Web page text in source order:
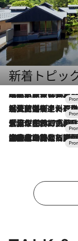
新着トピッ
2026.7.31
【ホテル帰省】という選択肢をOMOが提案。家族とほどよい距離を保つには「昼は実家、夜は気兼ねなくホテルで！」
2026.7.24
【夏限定ディナーコース】旬を迎える稚鮎や花ズッキーニなどをイタリア・トスカーナの郷土料理の手法で満喫！
2026.7.17
「土佐和ハーブかき氷」がOMO7高知に登場！生姜、山椒、大葉など目にも舌にも涼を呼ぶ郷土
2026.7.10
NEW OPEN！【界 草津】名湯の地に誕生。趣の異なる2種の温泉と上州ならではの会席・蕎麦割烹など美食を味わう究極の癒やし旅